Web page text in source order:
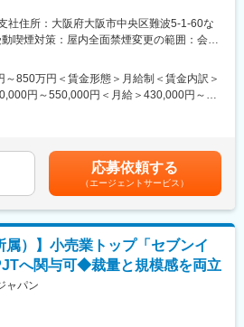
スタイルの提案を行っています。
体的に関与できる環境です。自律した働き
付いており、フレックス制や高い有給取得
業務の遂行
じたグループの経営サポート
経営・財務戦略の提案
として「頼れる相談相手・サポーター」と
意識に立脚して、主体的に自らの判断で柔
る組織」を目指して、日々事業会社との連
活用による工数削減、業務クオリティの
面談や契約交渉、医師のキャリアビジョン
の提案をお任せ致します。
）
当でお任せする想定です。
合わせを通して、交渉力・折衝力向上は活動
アップ可能です。望まれる方にはベストな
なし、医師との提携開業に至った際には数
達成感を最大限経験出来ます。
社住所：大阪府大阪市中央区難波5-1-60な
喫煙対策：屋内全面禁煙変更の範囲：会社
～850万円＜賃金形態＞月給制＜賃金内訳＞
円～550,000円＜月給＞430,000円～
あります。月給(月額)は固定手当を含めた表
応募依頼する
（エージェントサービス）
属）】小売業トップ「セブンイ
へ関与可◆裁量と規模感を両立
ャパン